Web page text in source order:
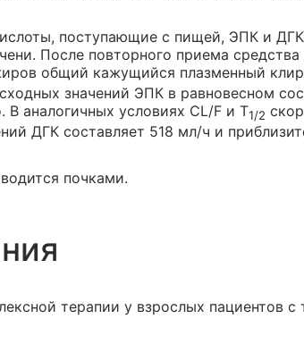
поступающие с пищей, ЭПК и ДГК
После повторного приема
общий кажущийся плазменный
значений ЭПК в равновесном
В аналогичных условиях CL/F и T1/2
ДГК составляет 518 мл/ч и
почками.
терапии у взрослых пациентов